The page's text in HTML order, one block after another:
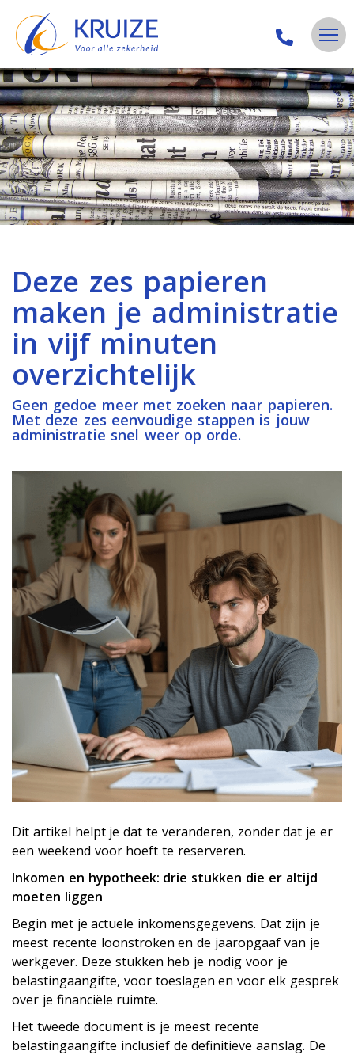
Deze zes papieren
maken je administratie
in vijf minuten
overzichtelijk
Geen gedoe meer met zoeken naar papieren.
Met deze zes eenvoudige stappen is jouw
administratie snel weer op orde.
Dit artikel helpt je dat te veranderen, zonder dat je er
een weekend voor hoeft te reserveren.
Inkomen en hypotheek: drie stukken die er altijd
moeten liggen
Begin met je actuele inkomensgegevens. Dat zijn je
meest recente loonstroken en de jaaropgaaf van je
werkgever. Deze stukken heb je nodig voor je
belastingaangifte, voor toeslagen en voor elk gesprek
over je financiële ruimte.
Het tweede document is je meest recente
belastingaangifte inclusief de definitieve aanslag. De